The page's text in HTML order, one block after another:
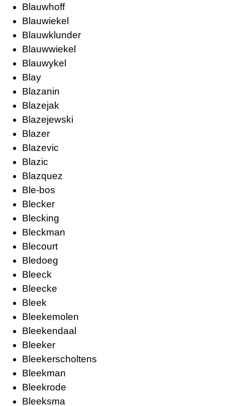
Blauwhoff
Blauwiekel
Blauwklunder
Blauwwiekel
Blauwykel
Blay
Blazanin
Blazejak
Blazejewski
Blazer
Blazevic
Blazic
Blazquez
Ble-bos
Blecker
Blecking
Bleckman
Blecourt
Bledoeg
Bleeck
Bleecke
Bleek
Bleekemolen
Bleekendaal
Bleeker
Bleekerscholtens
Bleekman
Bleekrode
Bleeksma